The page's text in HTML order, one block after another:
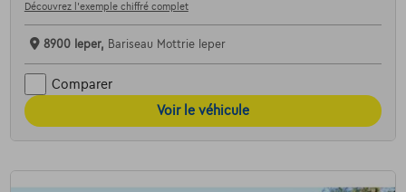
Découvrez l’exemple chiffré complet
8900 Ieper, Bariseau Mottrie Ieper
Comparer
Voir le véhicule